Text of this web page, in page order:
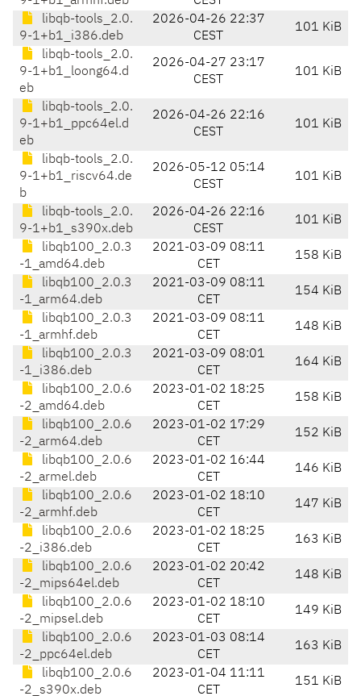
libqb-tools_2.0.
9-1+b1_i386.deb
2026-04-26 22:37
CEST
101 KiB
libqb-tools_2.0.
9-1+b1_loong64.d
eb
2026-04-27 23:17
CEST
101 KiB
libqb-tools_2.0.
9-1+b1_ppc64el.d
eb
2026-04-26 22:16
CEST
101 KiB
libqb-tools_2.0.
9-1+b1_riscv64.de
b
2026-05-12 05:14
CEST
101 KiB
libqb-tools_2.0.
9-1+b1_s390x.deb
2026-04-26 22:16
CEST
101 KiB
libqb100_2.0.3
-1_amd64.deb
2021-03-09 08:11
CET
158 KiB
libqb100_2.0.3
-1_arm64.deb
2021-03-09 08:11
CET
154 KiB
libqb100_2.0.3
-1_armhf.deb
2021-03-09 08:11
CET
148 KiB
libqb100_2.0.3
-1_i386.deb
2021-03-09 08:01
CET
164 KiB
libqb100_2.0.6
-2_amd64.deb
2023-01-02 18:25
CET
158 KiB
libqb100_2.0.6
-2_arm64.deb
2023-01-02 17:29
CET
152 KiB
libqb100_2.0.6
-2_armel.deb
2023-01-02 16:44
CET
146 KiB
libqb100_2.0.6
-2_armhf.deb
2023-01-02 18:10
CET
147 KiB
libqb100_2.0.6
-2_i386.deb
2023-01-02 18:25
CET
163 KiB
libqb100_2.0.6
-2_mips64el.deb
2023-01-02 20:42
CET
148 KiB
libqb100_2.0.6
-2_mipsel.deb
2023-01-02 18:10
CET
149 KiB
libqb100_2.0.6
-2_ppc64el.deb
2023-01-03 08:14
CET
163 KiB
libqb100_2.0.6
-2_s390x.deb
2023-01-04 11:11
CET
151 KiB